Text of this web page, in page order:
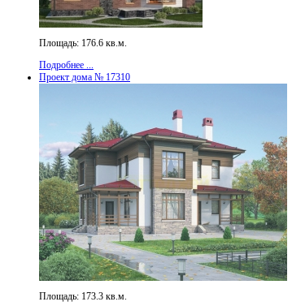
Площадь: 176.6 кв.м.
Подробнее ...
Проект дома № 17310
Площадь: 173.3 кв.м.